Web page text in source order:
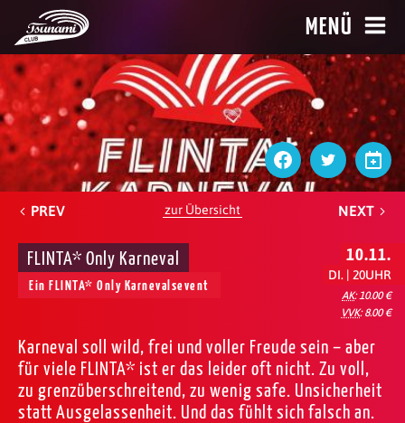
MENÜ
PREV zur Übersicht NEXT
FLINTA* Only Karneval
Ein FLINTA* Only Karnevalsevent
10.11.
DI. | 20UHR
AK: 10.00 €
VVK: 8.00 €
Karneval soll wild, frei und voller Freude sein – aber
für viele FLINTA* ist er das leider oft nicht. Zu voll,
zu grenzüberschreitend, zu wenig safe. Unsicherheit
statt Ausgelassenheit. Und das fühlt sich falsch an.